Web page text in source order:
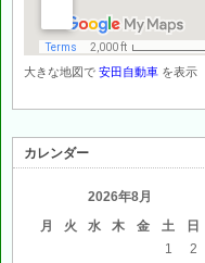
大きな地図で 安田自動車 を表示
カレンダー
2026年8月
月
火 水 木 金 土 日
1
2